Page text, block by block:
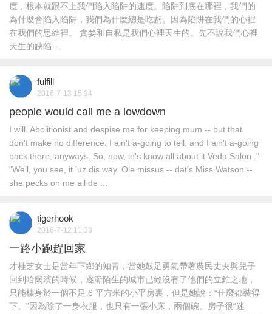
度，根本就跟不上我們陷入陷阱的速度。陷阱到底在哪裡，我們的
為什麼會陷入陷阱，我們為什麼總是吃虧。因為陷阱在我們的心裡
在我們的思維裡。 貪婪和自私是我們心裡天生的。先不說我們心裡
天生的缺陷 ...
fulfill
2016-7-13 15:34
people would call me a lowdown
I will. Abolitionist and despise me for keeping mum -- but that
don't make no difference. I ain't a-going to tell, and I ain't a-going
back there, anyways. So, now, le's know all about it Veda Salon ."
"Well, you see, it 'uz dis way. Ole missus -- dat's Miss Watson --
she pecks on me all de ...
tigerhook
2016-7-12 11:33
一路小跑趕回家
才桂芝女士是當年下鄉的知青，當她鼓足勇氣帶著農民丈夫與兒子
回到哈爾濱的時候，逐漸陌生的城市已經沒有了他們的立錐之地，
只能棲身於一個不足 6 平方米的小平房裏，但是她說：“什麼都裝得
下。”因為除了一身衣服，也只有一張小床，兩個碗。房子很“迷